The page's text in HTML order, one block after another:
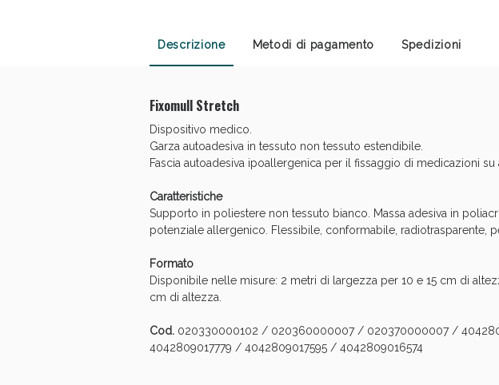
Descrizione Metodi di pagamento Spedizioni
Fixomull Stretch
Dispositivo medico.
Garza autoadesiva in tessuto non tessuto estendibile.
Fascia autoadesiva ipoallergenica per il fissaggio di medicazioni
Caratteristiche
Supporto in poliestere non tessuto bianco. Massa adesiva in
potenziale allergenico. Flessibile, conformabile, radiotrasparente,
Formato
Disponibile nelle misure: 2 metri di largezza per 10 e 15 cm di
cm di altezza.
Cod. 020330000102 / 020360000007 / 020370000007 /
4042809017779 / 4042809017595 / 4042809016574